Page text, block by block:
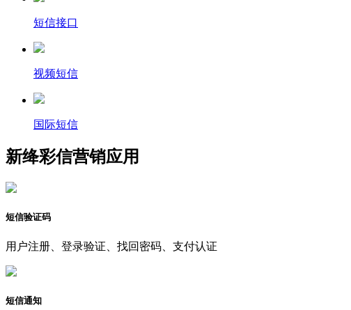
短信接口
视频短信
国际短信
新绛彩信营销应用
短信验证码
用户注册、登录验证、找回密码、支付认证
短信通知